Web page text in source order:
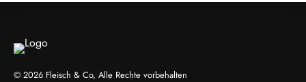
© 2026 Fleisch & Co, Alle Rechte vorbehalten